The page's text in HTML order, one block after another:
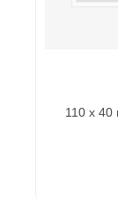
110 x 40